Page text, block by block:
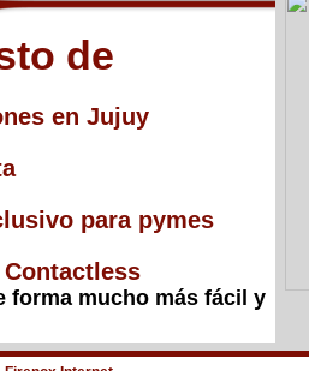
de
en Jujuy
para pymes
forma mucho más fácil y